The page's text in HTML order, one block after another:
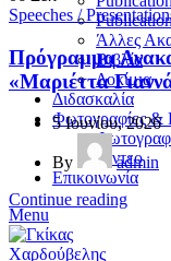
Άλλες
Βιβλία
Δοκίμια
Διδασκαλία
Φωτογραφίες &
Βίντεο
Επικοινωνία
Menu
Speeches /
Πρόγραμμα
«Μαριέττα
5 Ιουνίου, 2026
By
admin
Continue reading